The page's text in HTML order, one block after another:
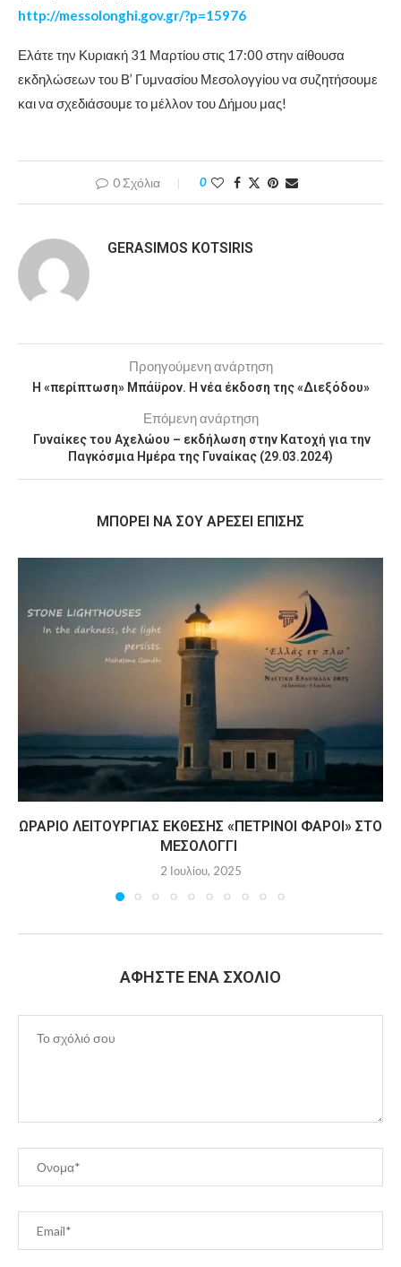
http://messolonghi.gov.gr/?p=15976
Ελάτε την Κυριακή 31 Μαρτίου στις 17:00 στην αίθουσα
εκδηλώσεων του Β’ Γυμνασίου Μεσολογγίου να συζητήσουμε
και να σχεδιάσουμε το μέλλον του Δήμου μας!
0 Σχόλια 0
GERASIMOS KOTSIRIS
Προηγούμενη ανάρτηση
Η «περίπτωση» Μπάϋρον. Η νέα έκδοση της «Διεξόδου»
Επόμενη ανάρτηση
Γυναίκες του Αχελώου – εκδήλωση στην Κατοχή για την
Παγκόσμια Ημέρα της Γυναίκας (29.03.2024)
MΠΟΡΕΊ ΝΑ ΣΟΥ ΑΡΈΣΕΙ ΕΠΊΣΗΣ
ΩΡΆΡΙΟ ΛΕΙΤΟΥΡΓΊΑΣ ΈΚΘΕΣΗΣ «ΠΈΤΡΙΝΟΙ ΦΆΡΟΙ» ΣΤΟ
ΜΕΣΟΛΌΓΓΙ
2 Ιουλίου, 2025
ΑΦΉΣΤΕ ΈΝΑ ΣΧΌΛΙΟ